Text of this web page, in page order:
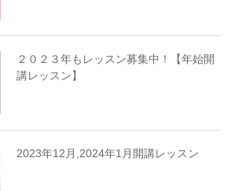
２０２３年もレッスン募集中！【年始開
講レッスン】
2023年12月,2024年1月開講レッスン